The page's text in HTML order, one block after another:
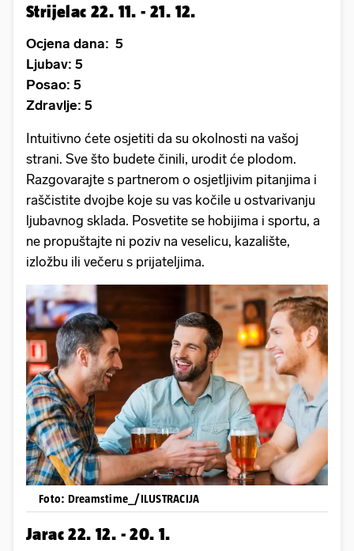
Strijelac 22. 11. - 21. 12.
Ocjena dana: 5
Ljubav: 5
Posao: 5
Zdravlje: 5
Intuitivno ćete osjetiti da su okolnosti na vašoj
strani. Sve što budete činili, urodit će plodom.
Razgovarajte s partnerom o osjetljivim pitanjima i
raščistite dvojbe koje su vas kočile u ostvarivanju
ljubavnog sklada. Posvetite se hobijima i sportu, a
ne propuštajte ni poziv na veselicu, kazalište,
izložbu ili večeru s prijateljima.
Foto: Dreamstime_/ILUSTRACIJA
Jarac 22. 12. - 20. 1.